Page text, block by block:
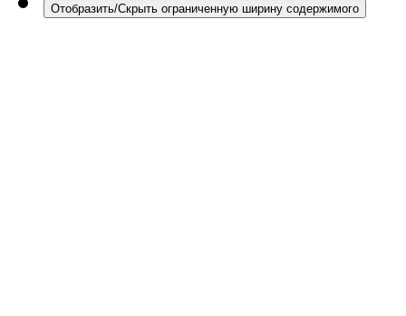
Отобразить/Скрыть ограниченную ширину содержимого